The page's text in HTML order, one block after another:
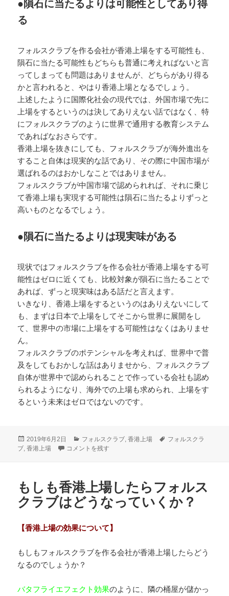
●隕石に当たるよりは可能性としてあり得
る
フォルスクラブを作る会社が香港上場をする可能性も、
隕石に当たる可能性もどちらも普通に考えればないと言
ってしまっても問題はありませんが、どちらがあり得る
かと言われると、やはり香港上場となるでしょう。
上述したように国際化社会の現代では、外国市場で先に
上場をするというのは決してありえない話ではなく、特
にフォルスクラブのように世界で通用する教育システム
であればなおさらです。
香港上場を抜きにしても、フォルスクラブが海外進出を
すること自体は現実的な話であり、その際に中国市場が
選ばれるのはおかしなことではありません。
フォルスクラブが中国市場で認められれば、それに乗じ
て香港上場も実現する可能性は隕石に当たるよりずっと
高いものとなるでしょう。
●隕石に当たるよりは現実味がある
現状ではフォルスクラブを作る会社が香港上場をする可
能性はゼロに近くても、比較対象が隕石に当たることで
あれば、ずっと現実味はある話だと言えます。
いきなり、香港上場をするというのはありえないにして
も、まずは日本で上場をしてそこから世界に展開をし
て、世界中の市場に上場をする可能性はなくはありませ
ん。
フォルスクラブのポテンシャルを考えれば、世界中で普
及をしてもおかしな話はありませから、フォルスクラブ
自体が世界中で認められることで作っている会社も認め
られるようになり、海外での上場も求められ、上場をす
るという未来はゼロではないのです。
投
稿
2019年6月2日
カ
テ
フォルスクラブ,香港上場
タ
フォルスクラ
ブ,香港上場 フォルスクラブを作る会社は香港上場をするか に
コメントを残す
もしも香港上場したらフォルス
クラブはどうなっていくか？
【香港上場の効果について】
もしもフォルスクラブを作る会社が香港上場したらどう
なるのでしょうか？
バタフライエフェクト効果のように、隣の桶屋が儲かっ